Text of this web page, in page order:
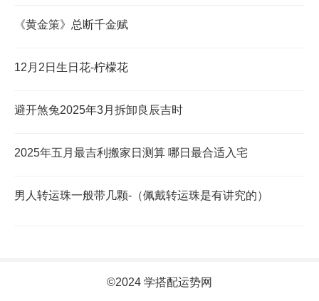
《黄金策》总断千金赋
12月2日生日花-柠檬花
避开煞兔2025年3月拆卸良辰吉时
2025年五月最吉利搬家日测算 哪日最合适入宅
男人转运珠一般带几颗-（佩戴转运珠是有讲究的）
©2024 学搭配运势网